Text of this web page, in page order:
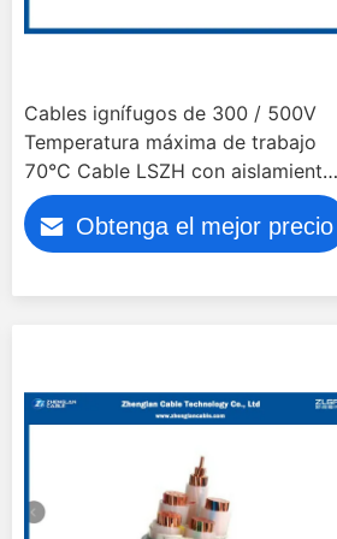
Cables ignífugos de 300 / 500V
Temperatura máxima de trabajo
70°C Cable LSZH con aislamiento
de PVC
Obtenga el mejor precio